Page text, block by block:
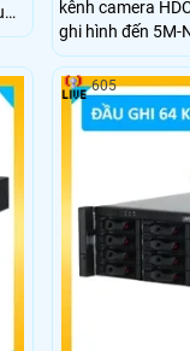
N,
kênh camera
ghi hình đến 5M-
HD, kết nối
2×16TB. Thiết bị
SMD Plus,
605